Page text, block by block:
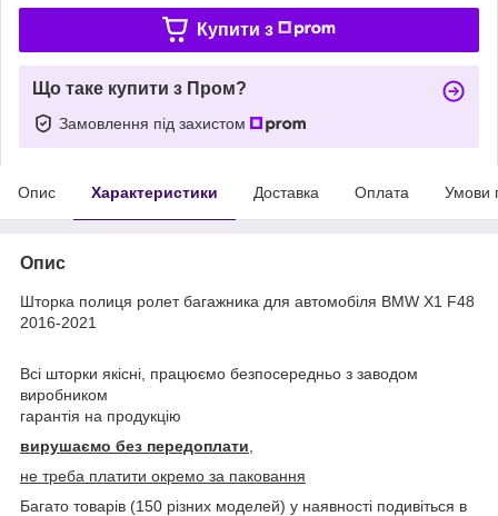
Купити з
Що таке купити з Пром?
Замовлення під захистом
Опис Характеристики Доставка Оплата Умови
Опис
Шторка полиця ролет багажника для автомобіля BMW X1 F48
2016-2021
Всі шторки якісні, працюємо безпосередньо з заводом
виробником
гарантія на продукцію
вирушаємо без передоплати
не треба платити окремо за паковання
Багато товарів (150 різних моделей) у наявності подивіться в